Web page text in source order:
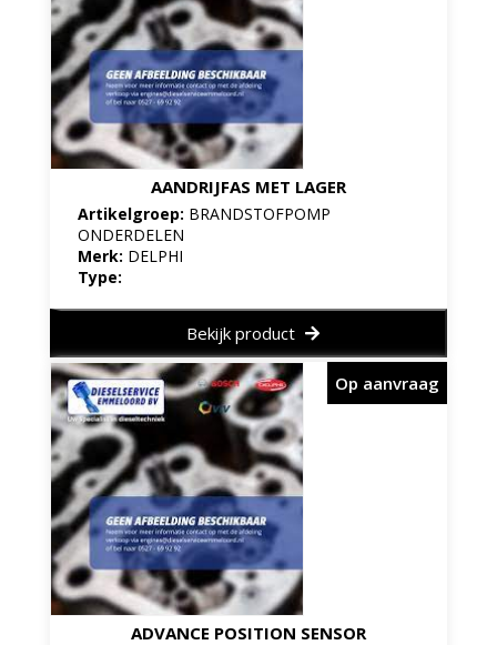
AANDRIJFAS MET LAGER
Artikelgroep: BRANDSTOFPOMP
ONDERDELEN
Merk: DELPHI
Type:
Bekijk product
ADVANCE POSITION SENSOR
Op aanvraag